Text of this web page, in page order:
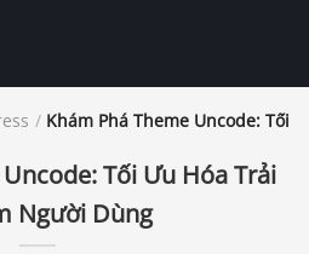
/ Khám Phá Theme Uncode: Tối
Tối Ưu Hóa Trải
Người Dùng